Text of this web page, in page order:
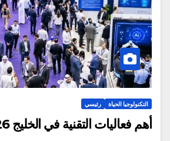
التكنولوجيا الحياة رئيسي
أهم فعاليات التقنية في الخليج 2026